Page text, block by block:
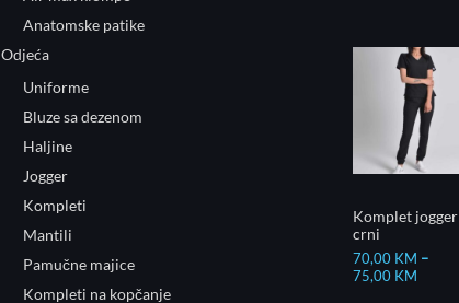
Anatomske patike
Odjeća
Uniforme
Bluze sa dezenom
Haljine
Jogger
Kompleti
Mantili
Pamučne majice
Kompleti na kopčanje
Komplet jogger
crni
70,00 KM –
75,00 KM